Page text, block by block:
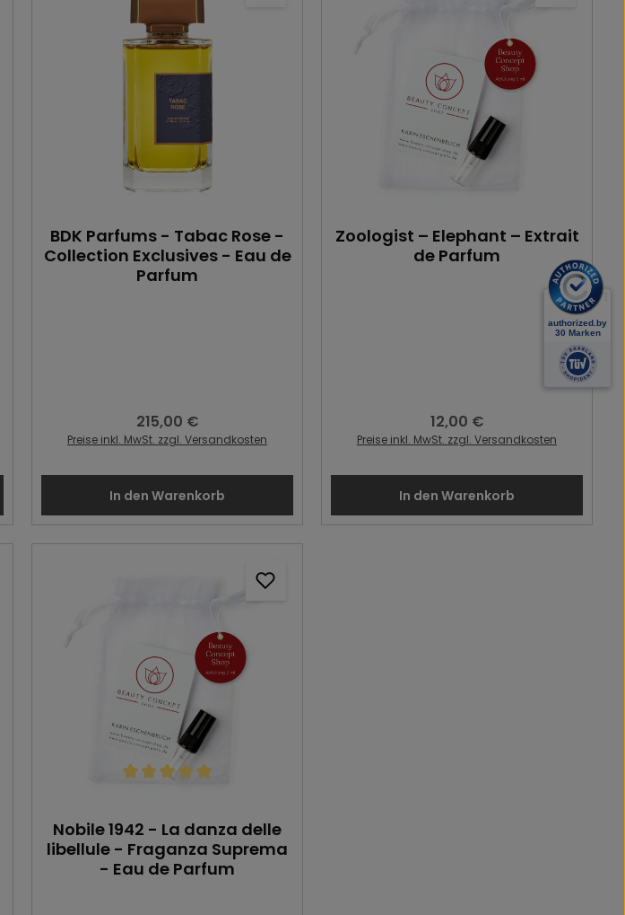
BDK Parfums - Tabac Rose -
Collection Exclusives - Eau de
Parfum
Regulärer Preis:
215,00 €
Preise inkl. MwSt. zzgl. Versandkosten
In den Warenkorb
Zoologist – Elephant – Extrait
de Parfum
Regulärer Preis:
12,00 €
Preise inkl. MwSt. zzgl. Versandkosten
In den Warenkorb
Nobile 1942 - La danza delle
libellule - Fraganza Suprema
- Eau de Parfum